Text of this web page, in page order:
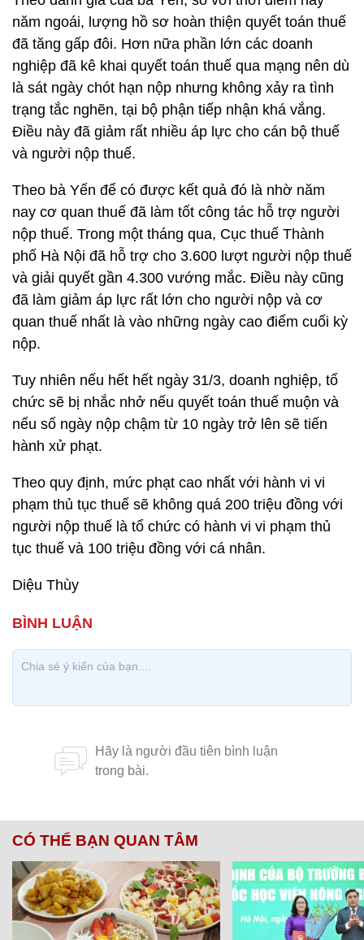
năm ngoái, lượng hồ sơ hoàn thiện quyết toán thuế
đã tăng gấp đôi. Hơn nữa phần lớn các doanh
nghiệp đã kê khai quyết toán thuế qua mạng nên dù
là sát ngày chót hạn nộp nhưng không xảy ra tình
trạng tắc nghẽn, tại bộ phận tiếp nhận khá vắng.
Điều này đã giảm rất nhiều áp lực cho cán bộ thuế
và người nộp thuế.
Theo bà Yến để có được kết quả đó là nhờ năm
nay cơ quan thuế đã làm tốt công tác hỗ trợ người
nộp thuế. Trong một tháng qua, Cục thuế Thành
phố Hà Nội đã hỗ trợ cho 3.600 lượt người nộp thuế
và giải quyết gần 4.300 vướng mắc. Điều này cũng
đã làm giảm áp lực rất lớn cho người nộp và cơ
quan thuế nhất là vào những ngày cao điểm cuối kỳ
nộp.
Tuy nhiên nếu hết hết ngày 31/3, doanh nghiệp, tổ
chức sẽ bị nhắc nhở nếu quyết toán thuế muộn và
nếu số ngày nộp chậm từ 10 ngày trở lên sẽ tiến
hành xử phạt.
Theo quy định, mức phạt cao nhất với hành vi vi
phạm thủ tục thuế sẽ không quá 200 triệu đồng với
người nộp thuế là tổ chức có hành vi vi phạm thủ
tục thuế và 100 triệu đồng với cá nhân.
Diệu Thùy
CÓ THỂ BẠN QUAN TÂM